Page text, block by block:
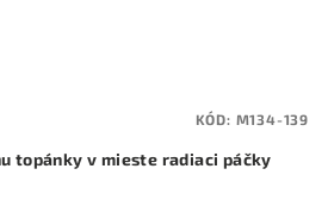
topánky v mieste radiaci páčky
KÓD: M134-139